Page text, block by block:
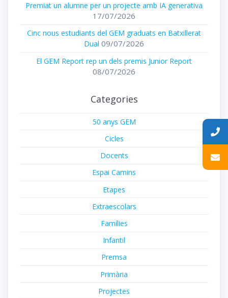
Premiat un alumne per un projecte amb IA generativa
17/07/2026
Cinc nous estudiants del GEM graduats en Batxillerat
Dual 09/07/2026
El GEM Report rep un dels premis Junior Report
08/07/2026
Categories
50 anys GEM
Cicles
Docents
Espai Camins
Etapes
Extraescolars
Famílies
Infantil
Premsa
Primària
Projectes